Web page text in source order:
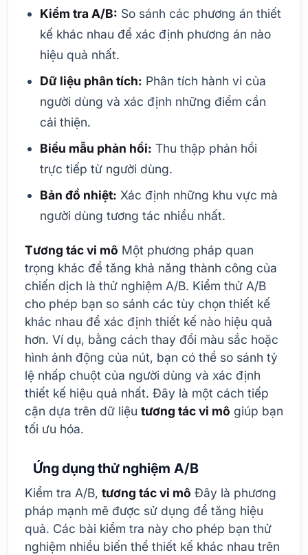
Kiểm tra A/B: So sánh các phương án thiết
kế khác nhau để xác định phương án nào
hiệu quả nhất.
Dữ liệu phân tích: Phân tích hành vi của
người dùng và xác định những điểm cần
cải thiện.
Biểu mẫu phản hồi: Thu thập phản hồi
trực tiếp từ người dùng.
Bản đồ nhiệt: Xác định những khu vực mà
người dùng tương tác nhiều nhất.
Tương tác vi mô Một phương pháp quan
trọng khác để tăng khả năng thành công của
chiến dịch là thử nghiệm A/B. Kiểm thử A/B
cho phép bạn so sánh các tùy chọn thiết kế
khác nhau để xác định thiết kế nào hiệu quả
hơn. Ví dụ, bằng cách thay đổi màu sắc hoặc
hình ảnh động của nút, bạn có thể so sánh tỷ
lệ nhấp chuột của người dùng và xác định
thiết kế hiệu quả nhất. Đây là một cách tiếp
cận dựa trên dữ liệu tương tác vi mô giúp bạn
tối ưu hóa.
Ứng dụng thử nghiệm A/B
Kiểm tra A/B, tương tác vi mô Đây là phương
pháp mạnh mẽ được sử dụng để tăng hiệu
quả. Các bài kiểm tra này cho phép bạn thử
nghiệm nhiều biến thể thiết kế khác nhau trên